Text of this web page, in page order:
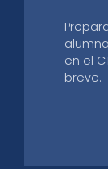
en el
breve.